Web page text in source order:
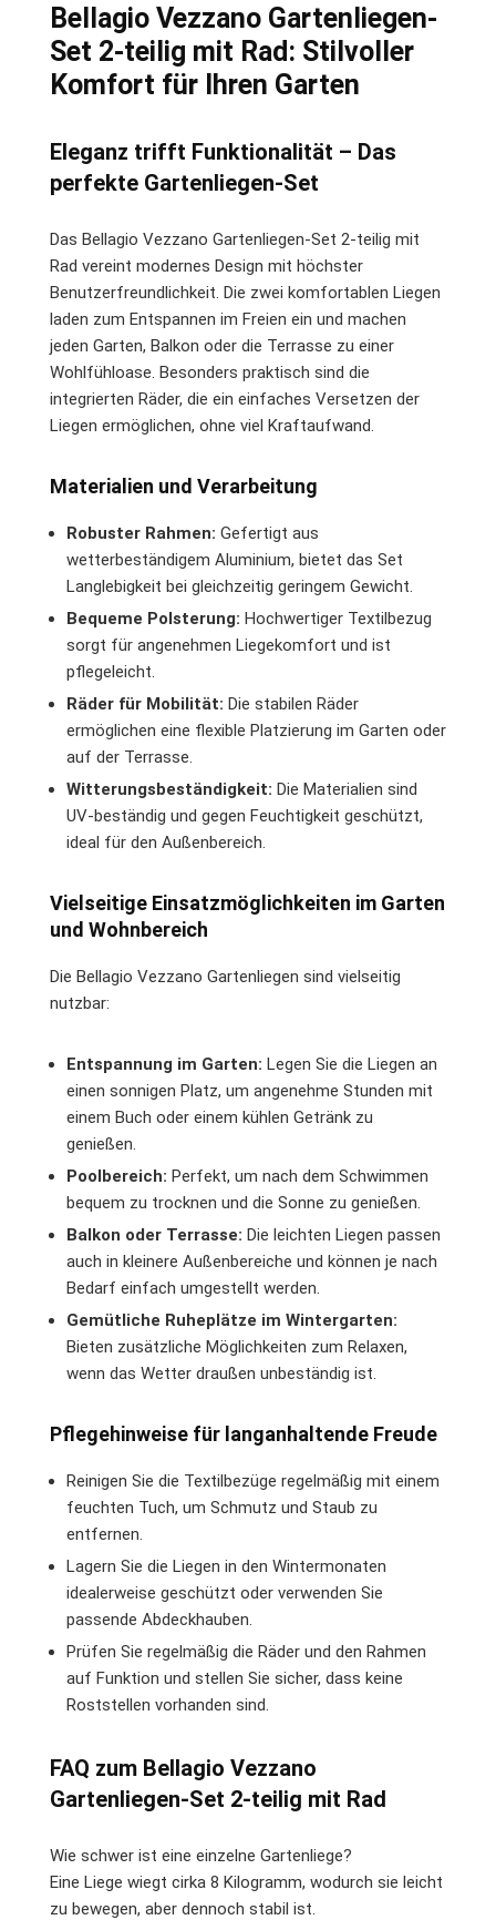
Bellagio Vezzano Gartenliegen-
Set 2-teilig mit Rad: Stilvoller
Komfort für Ihren Garten
Eleganz trifft Funktionalität – Das
perfekte Gartenliegen-Set
Das Bellagio Vezzano Gartenliegen-Set 2-teilig mit
Rad vereint modernes Design mit höchster
Benutzerfreundlichkeit. Die zwei komfortablen Liegen
laden zum Entspannen im Freien ein und machen
jeden Garten, Balkon oder die Terrasse zu einer
Wohlfühloase. Besonders praktisch sind die
integrierten Räder, die ein einfaches Versetzen der
Liegen ermöglichen, ohne viel Kraftaufwand.
Materialien und Verarbeitung
Robuster Rahmen: Gefertigt aus
wetterbeständigem Aluminium, bietet das Set
Langlebigkeit bei gleichzeitig geringem Gewicht.
Bequeme Polsterung: Hochwertiger Textilbezug
sorgt für angenehmen Liegekomfort und ist
pflegeleicht.
Räder für Mobilität: Die stabilen Räder
ermöglichen eine flexible Platzierung im Garten oder
auf der Terrasse.
Witterungsbeständigkeit: Die Materialien sind
UV-beständig und gegen Feuchtigkeit geschützt,
ideal für den Außenbereich.
Vielseitige Einsatzmöglichkeiten im Garten
und Wohnbereich
Die Bellagio Vezzano Gartenliegen sind vielseitig
nutzbar:
Entspannung im Garten: Legen Sie die Liegen an
einen sonnigen Platz, um angenehme Stunden mit
einem Buch oder einem kühlen Getränk zu
genießen.
Poolbereich: Perfekt, um nach dem Schwimmen
bequem zu trocknen und die Sonne zu genießen.
Balkon oder Terrasse: Die leichten Liegen passen
auch in kleinere Außenbereiche und können je nach
Bedarf einfach umgestellt werden.
Gemütliche Ruheplätze im Wintergarten:
Bieten zusätzliche Möglichkeiten zum Relaxen,
wenn das Wetter draußen unbeständig ist.
Pflegehinweise für langanhaltende Freude
Reinigen Sie die Textilbezüge regelmäßig mit einem
feuchten Tuch, um Schmutz und Staub zu
entfernen.
Lagern Sie die Liegen in den Wintermonaten
idealerweise geschützt oder verwenden Sie
passende Abdeckhauben.
Prüfen Sie regelmäßig die Räder und den Rahmen
auf Funktion und stellen Sie sicher, dass keine
Roststellen vorhanden sind.
FAQ zum Bellagio Vezzano
Gartenliegen-Set 2-teilig mit Rad
Wie schwer ist eine einzelne Gartenliege?
Eine Liege wiegt cirka 8 Kilogramm, wodurch sie leicht
zu bewegen, aber dennoch stabil ist.